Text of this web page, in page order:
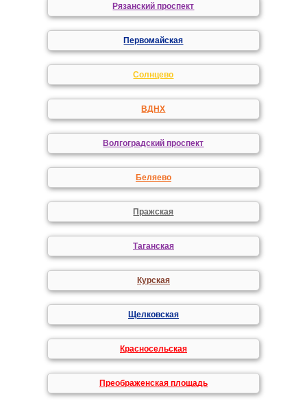
Рязанский проспект
Первомайская
Солнцево
ВДНХ
Волгоградский проспект
Беляево
Пражская
Таганская
Курская
Щелковская
Красносельская
Преображенская площадь